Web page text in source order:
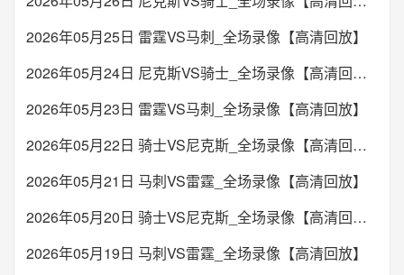
2026年05月25日 雷霆VS马刺_全场录像【高清回放】
2026年05月24日 尼克斯VS骑士_全场录像【高清回放】
2026年05月23日 雷霆VS马刺_全场录像【高清回放】
2026年05月22日 骑士VS尼克斯_全场录像【高清回放】
2026年05月21日 马刺VS雷霆_全场录像【高清回放】
2026年05月20日 骑士VS尼克斯_全场录像【高清回放】
2026年05月19日 马刺VS雷霆_全场录像【高清回放】